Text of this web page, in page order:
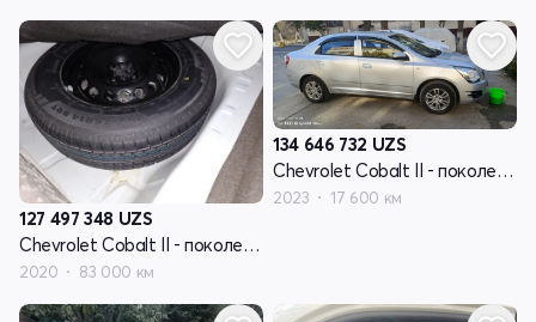
127 497 348 UZS
Chevrolet Cobalt II - поколение рестайлинг
2020 83 000 км
134 646 732 UZS
Chevrolet Cobalt II - поколение рестайлинг
2023 17 600 км